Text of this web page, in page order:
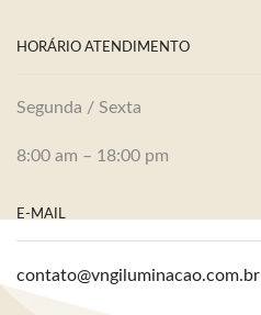
HORÁRIO ATENDIMENTO
Segunda / Sexta
8:00 am – 18:00 pm
E-MAIL
contato@vngiluminacao.com.br